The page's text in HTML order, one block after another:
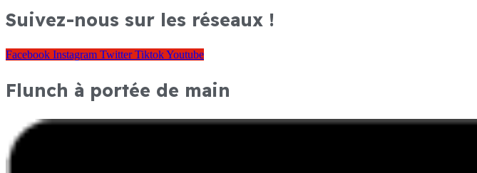
Suivez-nous sur les réseaux !
Facebook Instagram Twitter TiktokYoutube
Flunch à portée de main